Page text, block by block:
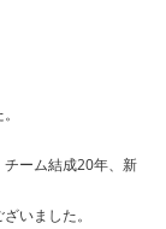
ーム結成20年、新
いました。